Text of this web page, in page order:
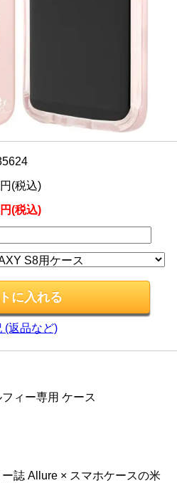
(税込)
(税込)
(返品など)
ィー専用 ケース
誌 Allure × スマホケースの米